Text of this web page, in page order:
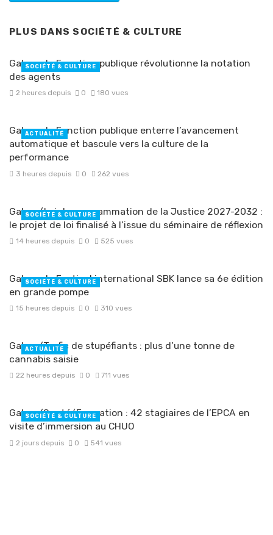
PLUS DANS SOCIÉTÉ & CULTURE
Gabon : la Fonction publique révolutionne la notation
des agents
2 heures depuis 0 180 vues
SOCIÉTÉ & CULTURE
Gabon : la Fonction publique enterre l’avancement
automatique et bascule vers la culture de la
performance
3 heures depuis 0 262 vues
ACTUALITÉ
Gabon/Loi de programmation de la Justice 2027-2032 :
le projet de loi finalisé à l’issue du séminaire de réflexion
14 heures depuis 0 525 vues
SOCIÉTÉ & CULTURE
Gabon : le Festival international SBK lance sa 6e édition
en grande pompe
15 heures depuis 0 310 vues
SOCIÉTÉ & CULTURE
Gabon/Trafic de stupéfiants : plus d’une tonne de
cannabis saisie ‎
22 heures depuis 0 711 vues
ACTUALITÉ
Gabon/Santé/Formation : 42 stagiaires de l’EPCA en
visite d’immersion au CHUO
2 jours depuis 0 541 vues
SOCIÉTÉ & CULTURE